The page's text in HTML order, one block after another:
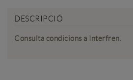
DESCRIPCIÓ
Consulta condicions a Interfren.